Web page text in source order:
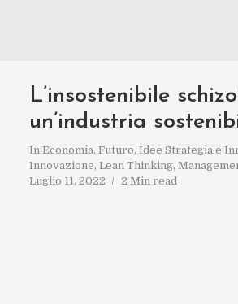
L’insostenibile
un’industria
In Economia, Futuro, Idee Strategia e
Innovazione, Lean Thinking,
Luglio 11, 2022
2 Min read